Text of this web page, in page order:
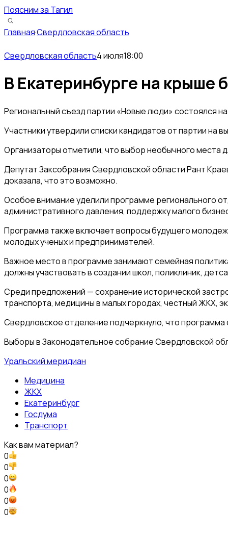
Поясним за Тагил
Главная·Свердловская область
Свердловская область4 июля18:00
В Екатеринбурге на крыше
Региональный съезд партии «Новые люди» состоялся
Участники утвердили списки кандидатов от партии
Организаторы отметили, что выбор необычного места
Депутат Заксобрания Свердловской области Рант
доказала, что это возможно.
Особое внимание уделили программе регионального
административного давления, поддержку малого
Программа также включает вопросы будущего
молодых ученых и предпринимателей.
Важное место в программе занимают семейная
должны участвовать в создании школ, поликлиник,
Среди предложений — сохранение исторической
транспорта, медицины в малых городах, честный ЖКХ,
Свердловское отделение подчеркнуло, что программа
Выборы в Законодательное собрание Свердловской
Уральский меридиан
Медицина
ЖКХ
Екатеринбург
Госдума
Транспорт
Как вам материал?
0
0
0
0
0
0